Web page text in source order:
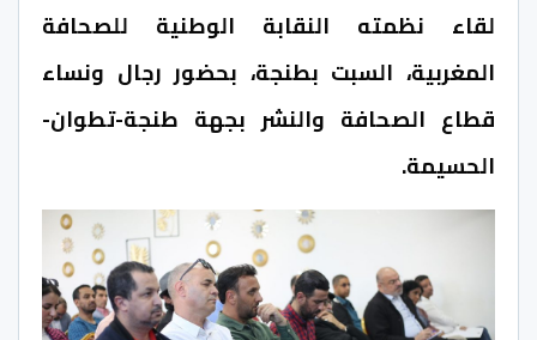
لقاء نظمته النقابة الوطنية للصحافة
المغربية، السبت بطنجة، بحضور رجال ونساء
قطاع الصحافة والنشر بجهة طنجة-تطوان-
الحسيمة.